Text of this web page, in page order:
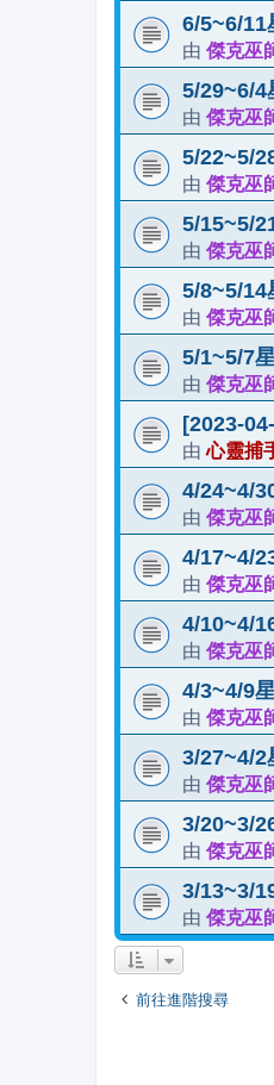
6/5~6/11
由 傑克巫
5/29~6/4
由 傑克巫
5/22~5/
由 傑克巫
5/15~5/
由 傑克巫
5/8~5/14
由 傑克巫
5/1~5/7
由 傑克巫
[2023-
由心靈捕
4/24~4/
由 傑克巫
4/17~4/
由 傑克巫
4/10~4/
由 傑克巫
4/3~4/9
由 傑克巫
3/27~4/2
由 傑克巫
3/20~3/
由 傑克巫
3/13~3/
由 傑克巫
前往進階搜尋